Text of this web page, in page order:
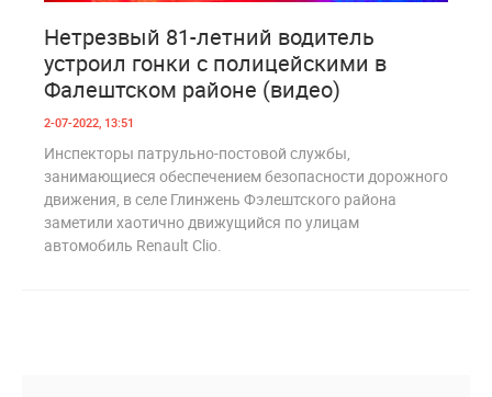
Нетрезвый 81-летний водитель
устроил гонки с полицейскими в
Фалештском районе (видео)
2-07-2022, 13:51
Инспекторы патрульно-постовой службы,
занимающиеся обеспечением безопасности дорожного
движения, в селе Глинжень Фэлештского района
заметили хаотично движущийся по улицам
автомобиль Renault Clio.